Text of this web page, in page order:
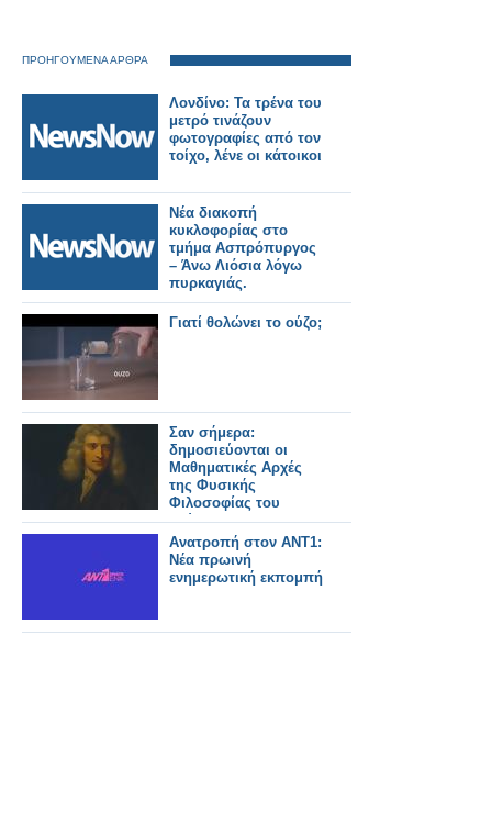
ΠΡΟΗΓΟΥΜΕΝΑ ΑΡΘΡΑ
Λονδίνο: Τα τρένα του
μετρό τινάζουν
φωτογραφίες από τον
τοίχο, λένε οι κάτοικοι
Νέα διακοπή
κυκλοφορίας στο
τμήμα Ασπρόπυργος
– Άνω Λιόσια λόγω
πυρκαγιάς.
Γιατί θολώνει το ούζο;
Σαν σήμερα:
δημοσιεύονται οι
Μαθηματικές Αρχές
της Φυσικής
Φιλοσοφίας του
Νεύτωνα
Ανατροπή στον ΑΝΤ1:
Νέα πρωινή
ενημερωτική εκπομπή